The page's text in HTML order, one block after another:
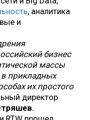
, аналитика
и
бизнес
массы
прикладных
их простого
директор